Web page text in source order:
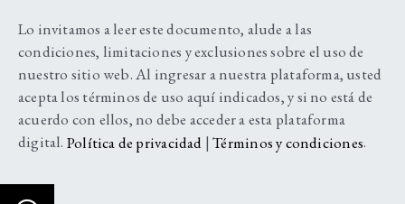
Lo invitamos a leer este documento, alude a las
condiciones, limitaciones y exclusiones sobre el uso de
nuestro sitio web. Al ingresar a nuestra plataforma, usted
acepta los términos de uso aquí indicados, y si no está de
acuerdo con ellos, no debe acceder a esta plataforma
digital. Política de privacidad |Términos y condiciones.